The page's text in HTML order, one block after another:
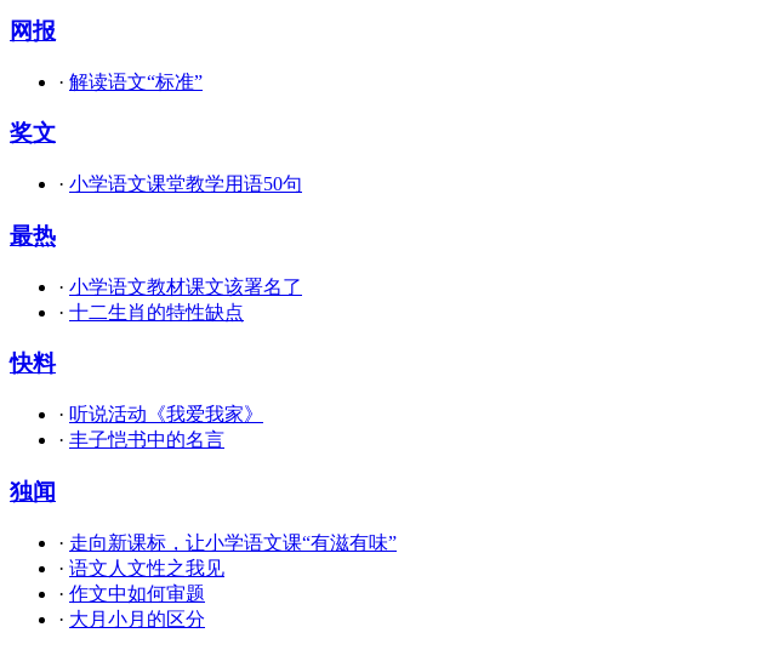
网报
· 解读语文“标准”
奖文
· 小学语文课堂教学用语50句
最热
· 小学语文教材课文该署名了
· 十二生肖的特性缺点
快料
· 听说活动《我爱我家》
· 丰子恺书中的名言
独闻
· 走向新课标，让小学语文课“有滋有味”
· 语文人文性之我见
· 作文中如何审题
· 大月小月的区分